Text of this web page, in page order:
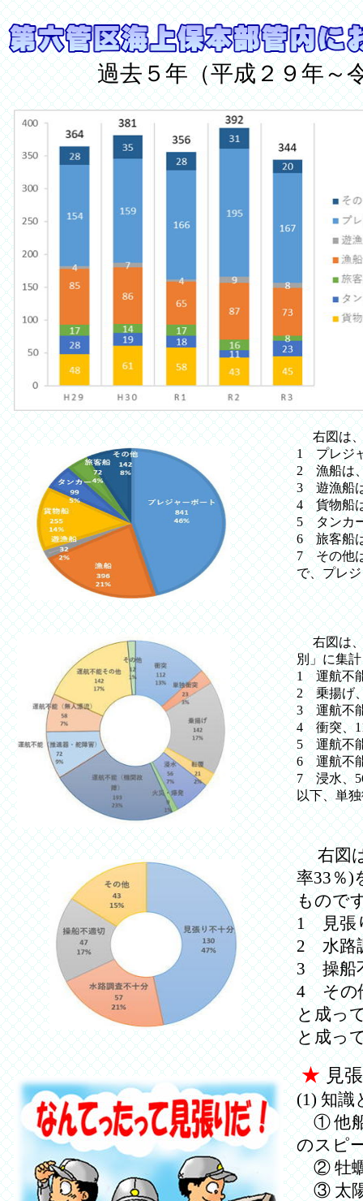
過去５年（平成２９年～
右図は、
1 プレジ
2 漁船は
3 遊漁船
4 貨物船
5 タンカ
6 旅客船
7 その他
で、プレ
右図は、
別」に集
1 運航不
2 乗揚げ
3 運航不
4 衝突、
5 運航不
6 運航不
7 浸水、
以下、単
右図は
率33％)
もので
1 見張
2 水路
3 操船
4 その
と成っ
と成っ
★ 見
(1) 知識
① 他船
のスピ
② 牡蠣
③ 太陽